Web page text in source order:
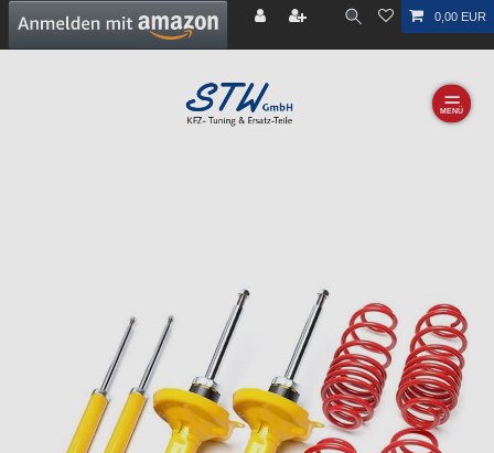
0,00 EUR
☰